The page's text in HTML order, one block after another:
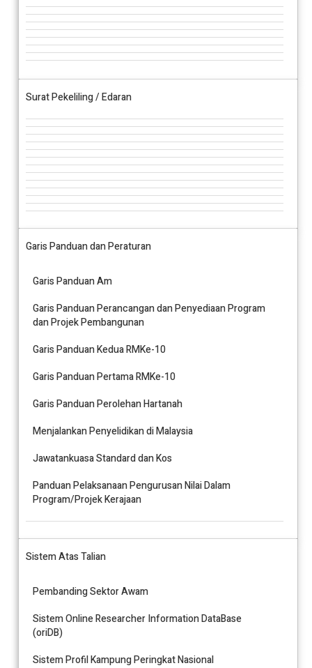
Surat Pekeliling / Edaran
Garis Panduan dan Peraturan
Garis Panduan Am
Garis Panduan Perancangan dan Penyediaan Program
dan Projek Pembangunan
Garis Panduan Kedua RMKe-10
Garis Panduan Pertama RMKe-10
Garis Panduan Perolehan Hartanah
Menjalankan Penyelidikan di Malaysia
Jawatankuasa Standard dan Kos
Panduan Pelaksanaan Pengurusan Nilai Dalam
Program/Projek Kerajaan
Sistem Atas Talian
Pembanding Sektor Awam
Sistem Online Researcher Information DataBase
(oriDB)
Sistem Profil Kampung Peringkat Nasional